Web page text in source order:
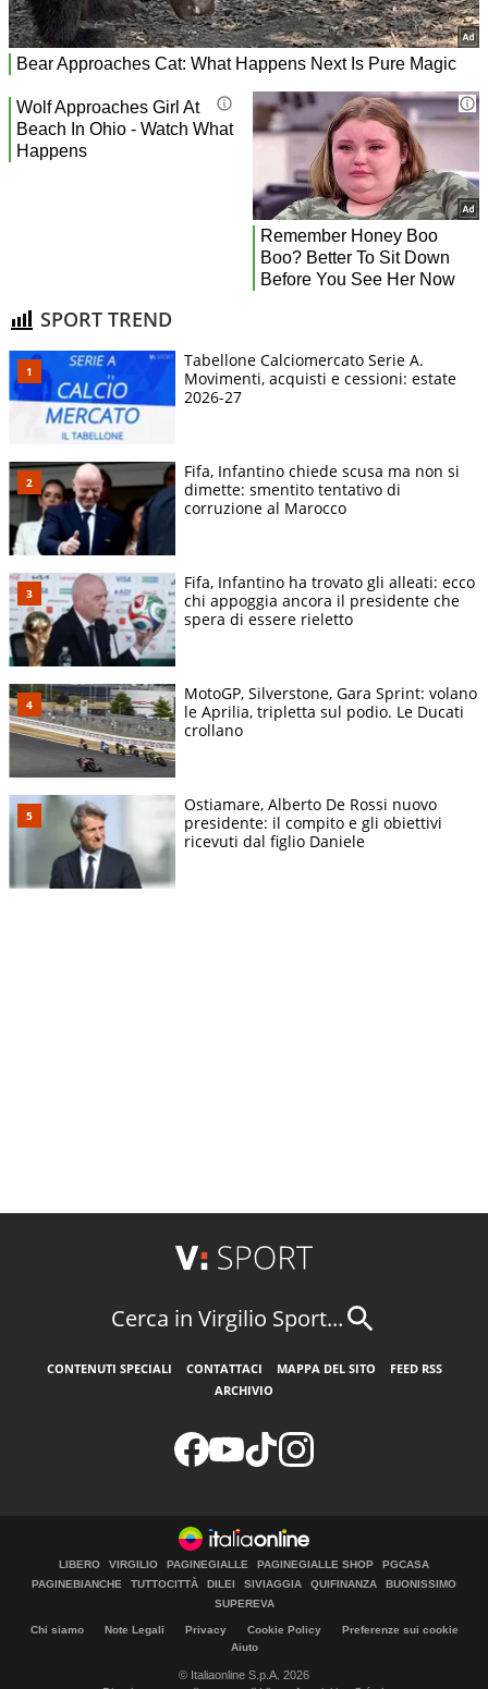
SPORT TREND
Tabellone Calciomercato Serie A.
Movimenti, acquisti e cessioni: estate
2026-27
Fifa, Infantino chiede scusa ma non si
dimette: smentito tentativo di
corruzione al Marocco
Fifa, Infantino ha trovato gli alleati: ecco
chi appoggia ancora il presidente che
spera di essere rieletto
MotoGP, Silverstone, Gara Sprint: volano
le Aprilia, tripletta sul podio. Le Ducati
crollano
Ostiamare, Alberto De Rossi nuovo
presidente: il compito e gli obiettivi
ricevuti dal figlio Daniele
Cerca in Virgilio Sport...
CONTENUTI SPECIALI CONTATTACI MAPPA DEL SITO
FEED RSS
ARCHIVIO
LIBERO VIRGILIO PAGINEGIALLE PAGINEGIALLE SHOP
PGCASA
PAGINEBIANCHE
TUTTOCITTÀ DILEI SIVIAGGIA QUIFINANZA
BUONISSIMO
SUPEREVA
Chi siamo Note Legali Privacy Cookie Policy
Preferenze sui cookie
Aiuto
© Italiaonline S.p.A. 2026